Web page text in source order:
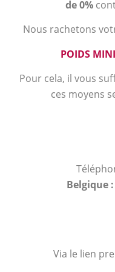
de 0%
Nous rachetons
POIDS
Pour cela, il vous
ces moyens
Belgique :
Via le lien